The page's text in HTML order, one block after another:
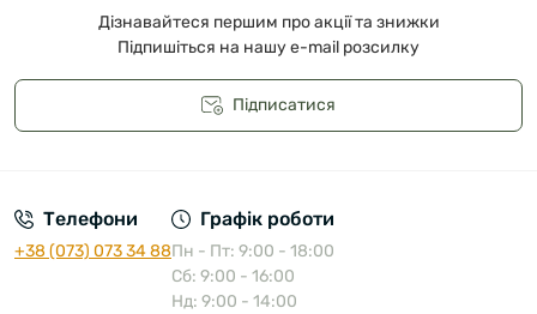
Дізнавайтеся першим про акції та знижки
Підпишіться на нашу e-mail розсилку
Підписатися
Телефони
+38 (073) 073 34 88
Графік роботи
Пн - Пт: 9:00 - 18:00
Сб: 9:00 - 16:00
Нд: 9:00 - 14:00